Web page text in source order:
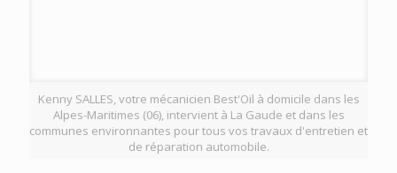
Kenny SALLES, votre mécanicien Best'Oil à domicile dans les
Alpes-Maritimes (06), intervient à La Gaude et dans les
communes environnantes pour tous vos travaux d'entretien et
de réparation automobile.